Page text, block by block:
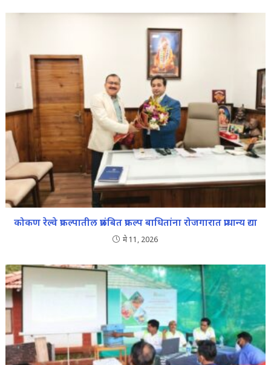
कोकण रेल्वे प्रकल्पातील प्रलंबित प्रकल्प बाधितांना रोजगारात प्राधान्य द्या
मे 11, 2026